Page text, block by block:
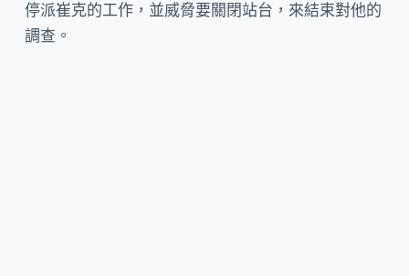
停派崔克的工作，並威脅要關閉站台，來結束對他的
調查。